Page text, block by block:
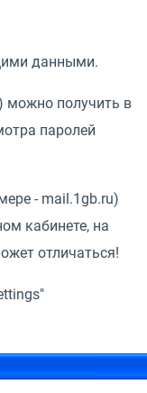
данными.
можно получить в
паролей
- mail.1gb.ru)
кабинете, на
отличаться!